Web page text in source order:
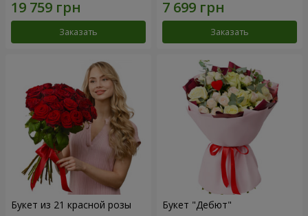
Заказать Заказать
Букет из 21 красной розы Букет "Дебют"